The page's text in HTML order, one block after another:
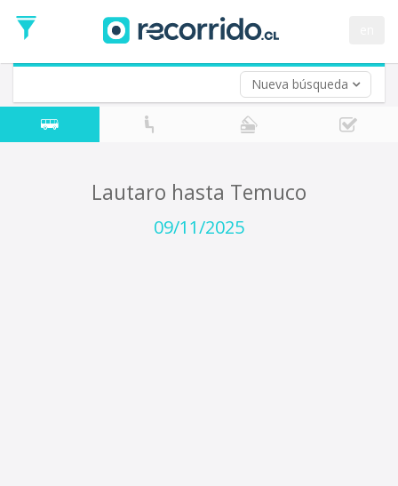
Nueva búsqueda
de
Ida
Vuelta (opcional)
Fecha
de
Lautaro hasta Temuco
09/11/2025